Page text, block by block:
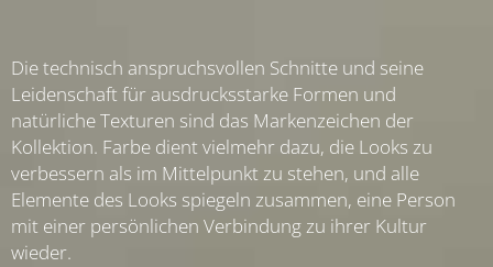
Die technisch anspruchsvollen Schnitte und seine
Leidenschaft für ausdrucksstarke Formen und
natürliche Texturen sind das Markenzeichen der
Kollektion. Farbe dient vielmehr dazu, die Looks zu
verbessern als im Mittelpunkt zu stehen, und alle
Elemente des Looks spiegeln zusammen, eine Person
mit einer persönlichen Verbindung zu ihrer Kultur
wieder.